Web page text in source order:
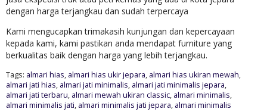
dengan harga terjangkau dan sudah terpercaya
Kami mengucapkan trimakasih kunjungan dan kepercayaan
kepada kami, kami pastikan anda mendapat furniture yang
berkualitas baik dengan harga yang lebih terjangkau.
Tags: almari hias, almari hias ukir jepara, almari hias ukiran mewah,
almari jati hias, almari jati minimalis, almari jati minimalis jepara,
almari jati terbaru, almari mewah ukiran classic, almari minimalis,
almari minimalis jati, almari minimalis jati jepara, almari minimalis